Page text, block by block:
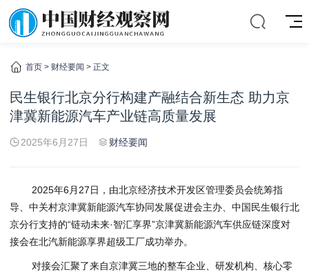
首页 > 财经要闻 > 正文
民生银行北京分行构建产融结合新生态 助力京
津冀新能源汽车产业链高质量发展
2025年6月27日 财经要闻
2025年6月27日，由北京经济技术开发区管理委员会统筹指
导、中关村京津冀新能源汽车协同发展促进会主办、中国民生银行北
京分行支持的“链动未来·智汇享界”京津冀新能源汽车供应链深度对
接会在北汽新能源享界超级工厂成功举办。
对接会汇聚了来自京津冀三地的整车企业、研发机构、核心零